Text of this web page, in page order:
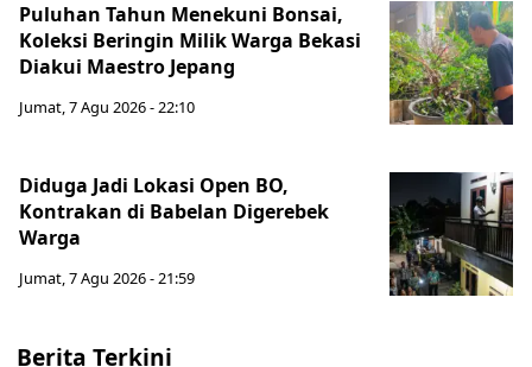
Puluhan Tahun Menekuni Bonsai,
Koleksi Beringin Milik Warga Bekasi
Diakui Maestro Jepang
Jumat, 7 Agu 2026 - 22:10
Diduga Jadi Lokasi Open BO,
Kontrakan di Babelan Digerebek
Warga
Jumat, 7 Agu 2026 - 21:59
Berita Terkini